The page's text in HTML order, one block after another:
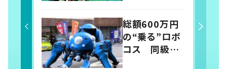
総額600万円
の“乗る”ロボ
コス 同級生
コンビが8か月